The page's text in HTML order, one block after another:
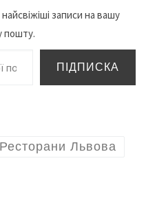
записи на вашу
пошту.
пошти…
ПІДПИСКА
Ресторани Львова